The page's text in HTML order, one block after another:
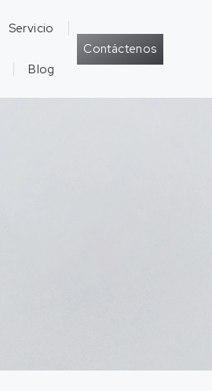
Servicio
Blog
Contáctenos